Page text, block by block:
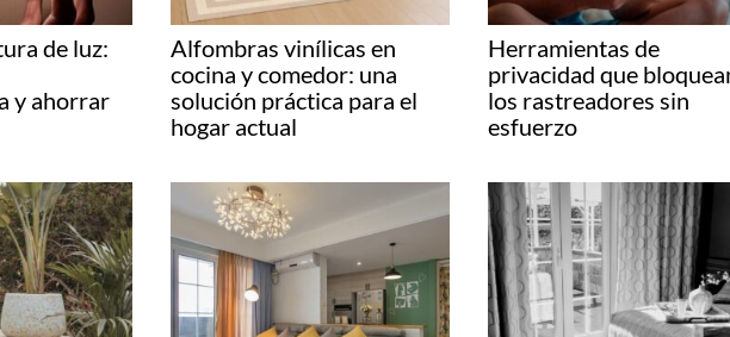
de luz:
y ahorrar
Alfombras vinílicas en
cocina y comedor: una
solución práctica para el
hogar actual
Herramientas de
privacidad que
los rastreadores sin
esfuerzo